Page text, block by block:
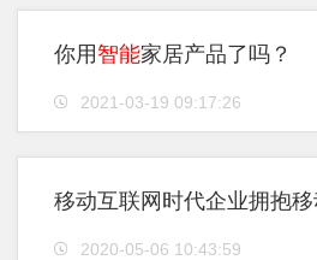
你用 智能家居产品了吗？
2021-03-19 09:17:26
移动互联网时代企业拥抱移
2020-05-06 10:43:59